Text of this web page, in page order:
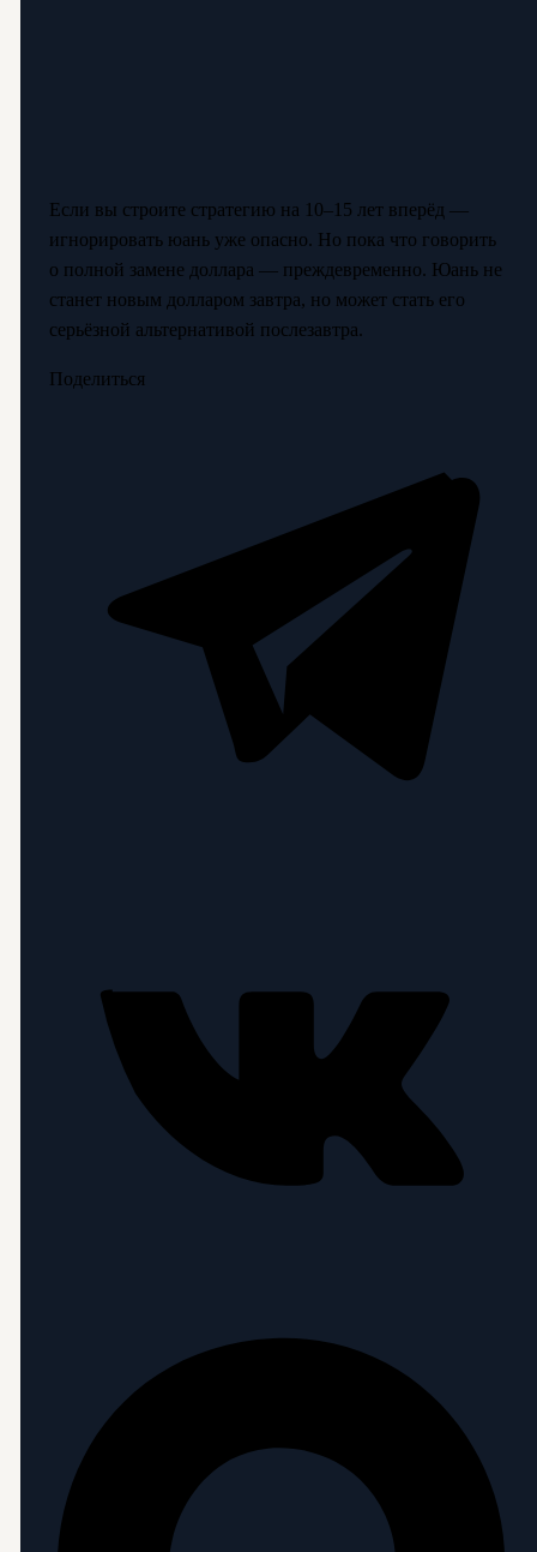
Если вы строите стратегию на 10–15 лет вперёд —
игнорировать юань уже опасно. Но пока что говорить
о полной замене доллара — преждевременно. Юань не
станет новым долларом завтра, но может стать его
серьёзной альтернативой послезавтра.
Поделиться